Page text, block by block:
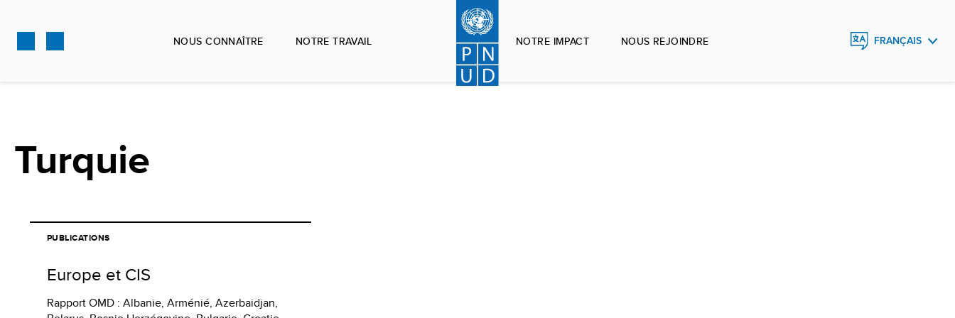
contenu
NOUS CONNAÎTRE NOTRE TRAVAIL NOTRE IMPACT NOUS REJOINDRE FRANÇAIS
Turquie
PUBLICATIONS
Europe et CIS
Rapport OMD : Albanie, Arménié, Azerbaidjan,